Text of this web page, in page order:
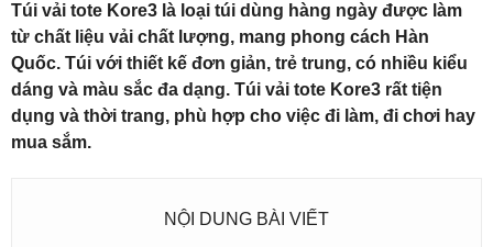
Túi vải tote Kore3 là loại túi dùng hàng ngày được làm
từ chất liệu vải chất lượng, mang phong cách Hàn
Quốc. Túi với thiết kế đơn giản, trẻ trung, có nhiều kiểu
dáng và màu sắc đa dạng. Túi vải tote Kore3 rất tiện
dụng và thời trang, phù hợp cho việc đi làm, đi chơi hay
mua sắm.
NỘI DUNG BÀI VIẾT